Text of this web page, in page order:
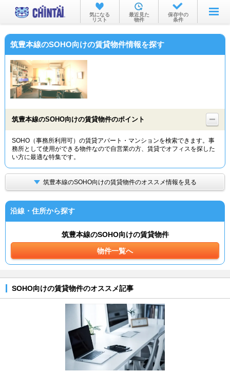
お部屋を探す
沿線・駅から
物件特集から
TOP
気になる
リスト
最近見た
物件
保存中の
条件
筑豊本線のSOHO向けの賃貸物件情報を探す
筑豊本線のSOHO向けの賃貸物件のポイント
SOHO（事務所利用可）の賃貸アパート・マンションを検索できます。事
務所として使用ができる物件なので自営業の方、賃貸でオフィスを探した
い方に最適な特集です。
筑豊本線のSOHO向けの賃貸物件のオススメ情報を見る
沿線・住所から探す
筑豊本線のSOHO向けの賃貸物件
物件一覧へ
SOHO向けの賃貸物件のオススメ記事